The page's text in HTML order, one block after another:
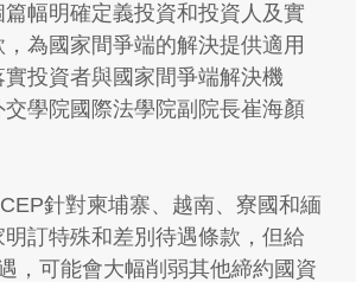
幅明確定義投資和投資人及實
為國家間爭端的解決提供適用
投資者與國家間爭端解決機
學院國際法學院副院長崔海顏
針對柬埔寨、越南、寮國和緬
訂特殊和差別待遇條款，但給
，可能會大幅削弱其他締約國資